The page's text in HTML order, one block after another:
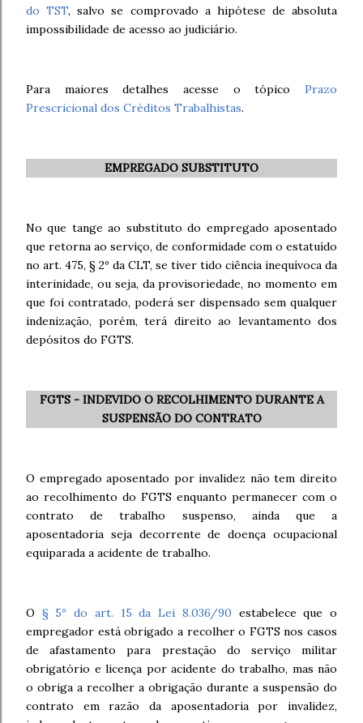
do TST, salvo se comprovado a hipótese de absoluta
impossibilidade de acesso ao judiciário.
Para maiores detalhes acesse o tópico Prazo
Prescricional dos Créditos Trabalhistas.
EMPREGADO SUBSTITUTO
No que tange ao substituto do empregado aposentado
que retorna ao serviço, de conformidade com o estatuído
no art. 475, § 2º da CLT, se tiver tido ciência inequívoca da
interinidade, ou seja, da provisoriedade, no momento em
que foi contratado, poderá ser dispensado sem qualquer
indenização, porém, terá direito ao levantamento dos
depósitos do FGTS.
FGTS - INDEVIDO O RECOLHIMENTO DURANTE A
SUSPENSÃO DO CONTRATO
O empregado aposentado por invalidez não tem direito
ao recolhimento do FGTS enquanto permanecer com o
contrato de trabalho suspenso, ainda que a
aposentadoria seja decorrente de doença ocupacional
equiparada a acidente de trabalho.
O § 5º do art. 15 da Lei 8.036/90 estabelece que o
empregador está obrigado a recolher o FGTS nos casos
de afastamento para prestação do serviço militar
obrigatório e licença por acidente do trabalho, mas não
o obriga a recolher a obrigação durante a suspensão do
contrato em razão da aposentadoria por invalidez,